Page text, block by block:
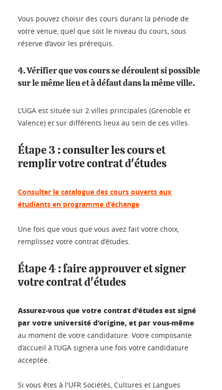
Vous pouvez choisir des cours durant la période de
votre venue, quel que soit le niveau du cours, sous
réserve d’avoir les prérequis.
4. Vérifier que vos cours se déroulent si possible
sur le même lieu et à défaut dans la même ville.
L’UGA est située sur 2 villes principales (Grenoble et
Valence) et sur différents lieux au sein de ces villes.
Étape 3 : consulter les cours et
remplir votre contrat d'études
Consulter le catalogue des cours ouverts aux
étudiants en programme d’échange
Une fois que vous que vous avez fait votre choix,
remplissez votre contrat d’études.
Étape 4 : faire approuver et signer
votre contrat d'études
Assurez-vous que votre contrat d’études est signé
par votre université d'origine, et par vous-même
au moment de votre candidature. Votre composante
d’accueil à l’UGA signera une fois votre candidature
acceptée.
Si vous êtes à l'UFR Sociétés, Cultures et Langues